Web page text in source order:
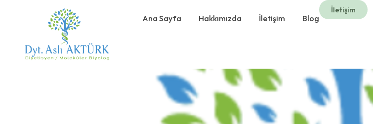
Ana Sayfa Hakkımızda İletişim Blog
İletişim